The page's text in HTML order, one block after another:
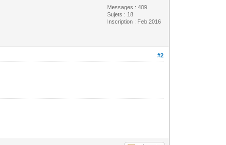
Messages : 409
Sujets : 18
Inscription : Feb 2016
#2